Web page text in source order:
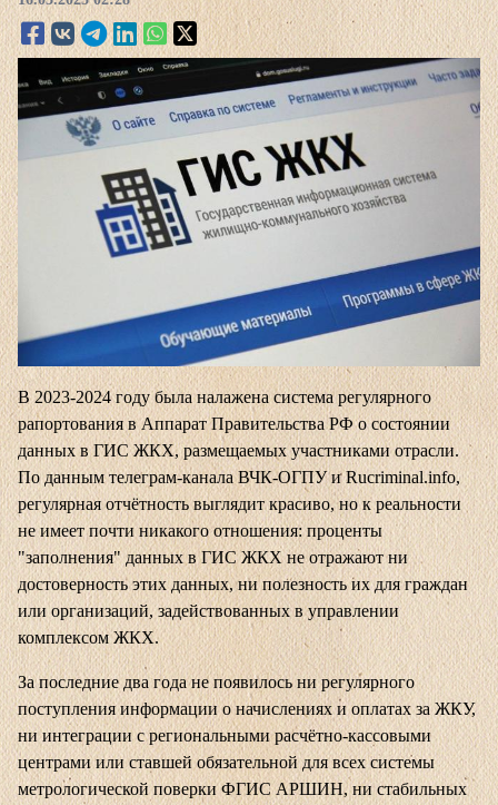
В 2023-2024 году была налажена система регулярного
рапортования в Аппарат Правительства РФ о состоянии
данных в ГИС ЖКХ, размещаемых участниками отрасли.
По данным телеграм-канала ВЧК-ОГПУ и Rucriminal.info,
регулярная отчётность выглядит красиво, но к реальности
не имеет почти никакого отношения: проценты
"заполнения" данных в ГИС ЖКХ не отражают ни
достоверность этих данных, ни полезность их для граждан
или организаций, задействованных в управлении
комплексом ЖКХ.
За последние два года не появилось ни регулярного
поступления информации о начислениях и оплатах за ЖКУ,
ни интеграции с региональными расчётно-кассовыми
центрами или ставшей обязательной для всех системы
метрологической поверки ФГИС АРШИН, ни стабильных